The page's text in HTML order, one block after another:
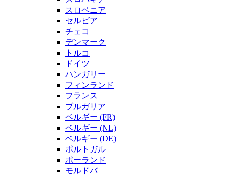
スロベニア
セルビア
チェコ
デンマーク
トルコ
ドイツ
ハンガリー
フィンランド
フランス
ブルガリア
ベルギー (FR)
ベルギー (NL)
ベルギー (DE)
ポルトガル
ポーランド
モルドバ